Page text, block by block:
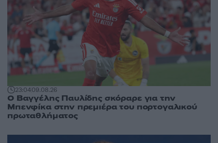
23:0409.08.26
Ο Βαγγέλης Παυλίδης σκόραρε για την
Μπενφίκα στην πρεμιέρα του πορτογαλικού
πρωταθλήματος